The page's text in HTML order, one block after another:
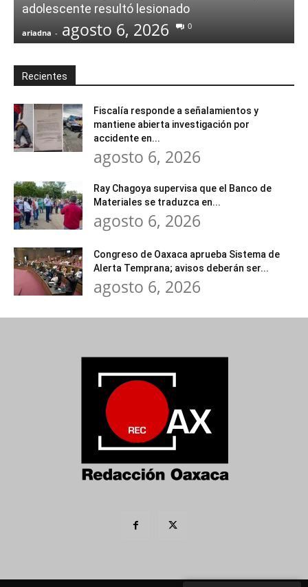
adolescente resultó lesionado
ariadna - agosto 6, 2026 0
Recientes
Fiscalía responde a señalamientos y
mantiene abierta investigación por
accidente en...
agosto 6, 2026
Ray Chagoya supervisa que el Banco de
Materiales se traduzca en...
agosto 6, 2026
Congreso de Oaxaca aprueba Sistema de
Alerta Temprana; avisos deberán ser...
agosto 6, 2026